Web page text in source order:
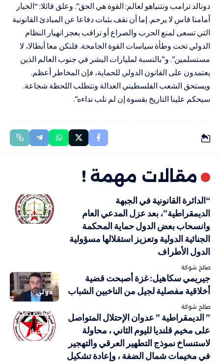
دونالد ترامب ونتنياهو لعالم: القوة هي الحق”. وعلق قائلا: “الخيار
أمامنا قاس لا يرحم. إما أن نقف بثبات دفاعا عن المبادئ القانونية
التي تسعى لمنع الحرب والصراع أو نراقب بعجز انهيار النظام
الدولي تحت وطأة سياسات القوة الجامحة. فلنكن معا أبطالا، لا
مستسلمين”. و”بالنسبة لمليارات البشر في جنوب العالم الذين
يعتمدون على القانون الدولي للحماية، فإن المخاطر أعظم.
ويستحق الشعب الفلسطيني العدالة وتتطلب اللحظة شجاعة.
سيحكم علينا التاريخ بقسوة إن لم نلب نداءه”.
مقالات مهمة !
دولي
فلسطيني
“الدائرة القانونية في الجبهة
الديمقراطية”، بعد عزل المدعي العام
وانسحاب بعض الدول حماية المحكمة
الجنائية الدولية وتعزيز استقلالها مسؤولية
الدول الأطراف
صالح شوكة
دولي
جيريمي سكاهيل: غزة أصبحت قضية
أخلاقية مفصلية لجيل من الناخبين الشباب
صالح شوكة
فلسطيني
أهم
الاخبار
” الديمقراطية ” عدوان الإحتلال المتواصل
على مخيم قلنديا لليوم الثاني ، محاولة
لاستنساخ نموذج التطهير العرقي والتهجير
في مخيمات شمال الضفة ، وإعادة تشكيل